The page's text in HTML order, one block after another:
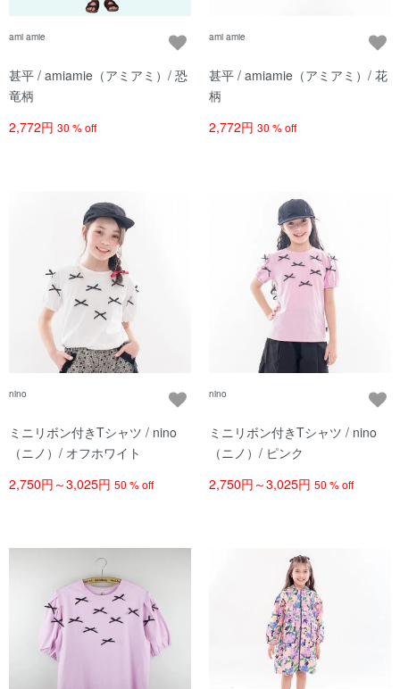
ami amie
甚平 / amiamie（アミアミ）/ 恐
竜柄
2,772円 30 % off
ami amie
甚平 / amiamie（アミアミ）/ 花
柄
2,772円 30 % off
nino
ミニリボン付きTシャツ / nino
（ニノ）/ オフホワイト
2,750円～3,025円 50 % off
nino
ミニリボン付きTシャツ / nino
（ニノ）/ ピンク
2,750円～3,025円 50 % off